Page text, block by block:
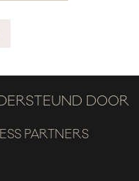
DOOR
PARTNERS